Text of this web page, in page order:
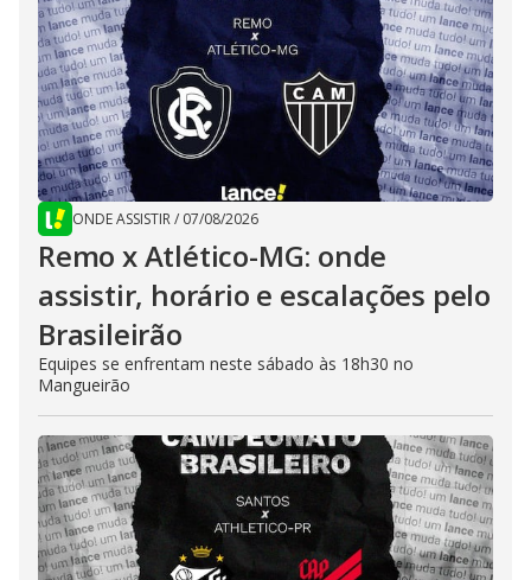
ONDE ASSISTIR/ 07/08/2026
Remo x Atlético-MG: onde
assistir, horário e escalações pelo
Brasileirão
Equipes se enfrentam neste sábado às 18h30 no
Mangueirão